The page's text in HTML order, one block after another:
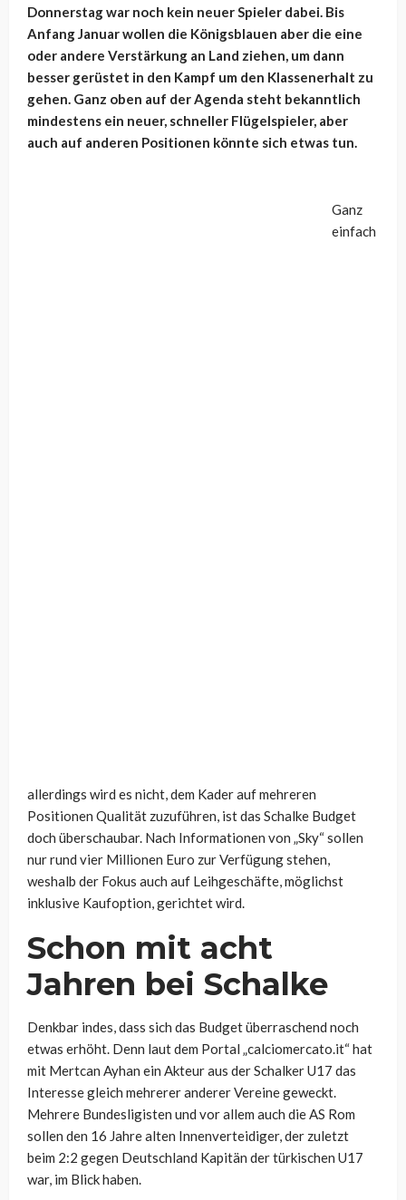
Donnerstag war noch kein neuer Spieler dabei. Bis
Anfang Januar wollen die Königsblauen aber die eine
oder andere Verstärkung an Land ziehen, um dann
besser gerüstet in den Kampf um den Klassenerhalt zu
gehen. Ganz oben auf der Agenda steht bekanntlich
mindestens ein neuer, schneller Flügelspieler, aber
auch auf anderen Positionen könnte sich etwas tun.
Ganz
einfach
allerdings wird es nicht, dem Kader auf mehreren
Positionen Qualität zuzuführen, ist das Schalke Budget
doch überschaubar. Nach Informationen von „Sky“ sollen
nur rund vier Millionen Euro zur Verfügung stehen,
weshalb der Fokus auch auf Leihgeschäfte, möglichst
inklusive Kaufoption, gerichtet wird.
Schon mit acht
Jahren bei Schalke
Denkbar indes, dass sich das Budget überraschend noch
etwas erhöht. Denn laut dem Portal „calciomercato.it“ hat
mit Mertcan Ayhan ein Akteur aus der Schalker U17 das
Interesse gleich mehrerer anderer Vereine geweckt.
Mehrere Bundesligisten und vor allem auch die AS Rom
sollen den 16 Jahre alten Innenverteidiger, der zuletzt
beim 2:2 gegen Deutschland Kapitän der türkischen U17
war, im Blick haben.